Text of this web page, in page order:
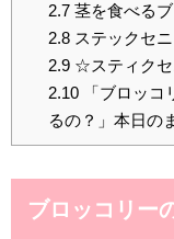
2.7茎を食べる
2.8ステックセニ
2.9☆スティクセ
2.10「ブロッコ
るの？」本日の
ブロッコリー